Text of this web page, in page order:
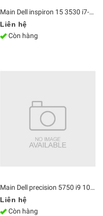
Main Dell inspiron 15 3530 i7-1355U
Liên hệ
Còn hàng
Main Dell precision 5750 i9 10855H RTX 3000 18836-1, Wistron Stradale CML-H 18835
Liên hệ
Còn hàng